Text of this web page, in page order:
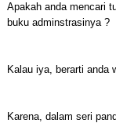
Apakah anda mencari
buku adminstrasinya ?
Kalau iya, berarti anda
Karena, dalam seri